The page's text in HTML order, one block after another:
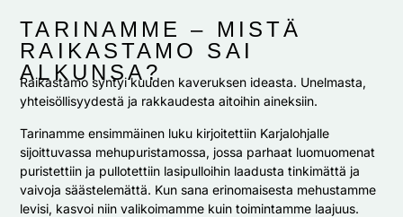
TARINAMME – MISTÄ
RAIKASTAMO SAI
ALKUNSA? ​
Raikastamo syntyi kuuden kaveruksen ideasta. Unelmasta,
yhteisöllisyydestä ja rakkaudesta aitoihin aineksiin.
Tarinamme ensimmäinen luku kirjoitettiin Karjalohjalle
sijoittuvassa mehupuristamossa, jossa parhaat luomuomenat
puristettiin ja pullotettiin lasipulloihin laadusta tinkimättä ja
vaivoja säästelemättä. Kun sana erinomaisesta mehustamme
levisi, kasvoi niin valikoimamme kuin toimintamme laajuus.